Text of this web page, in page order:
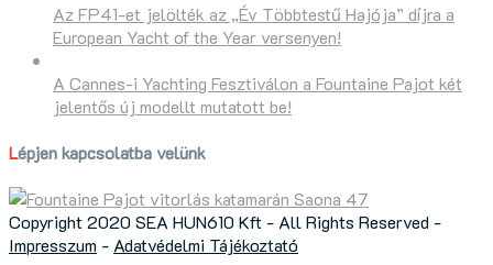
Az FP41-et jelölték az „Év Többtestű Hajója” díjra a
European Yacht of the Year versenyen!
A Cannes-i Yachting Fesztiválon a Fountaine Pajot két
jelentős új modellt mutatott be!
Lépjen kapcsolatba velünk
Copyright 2020 SEA HUN610 Kft - All Rights Reserved -
Impresszum - Adatvédelmi Tájékoztató